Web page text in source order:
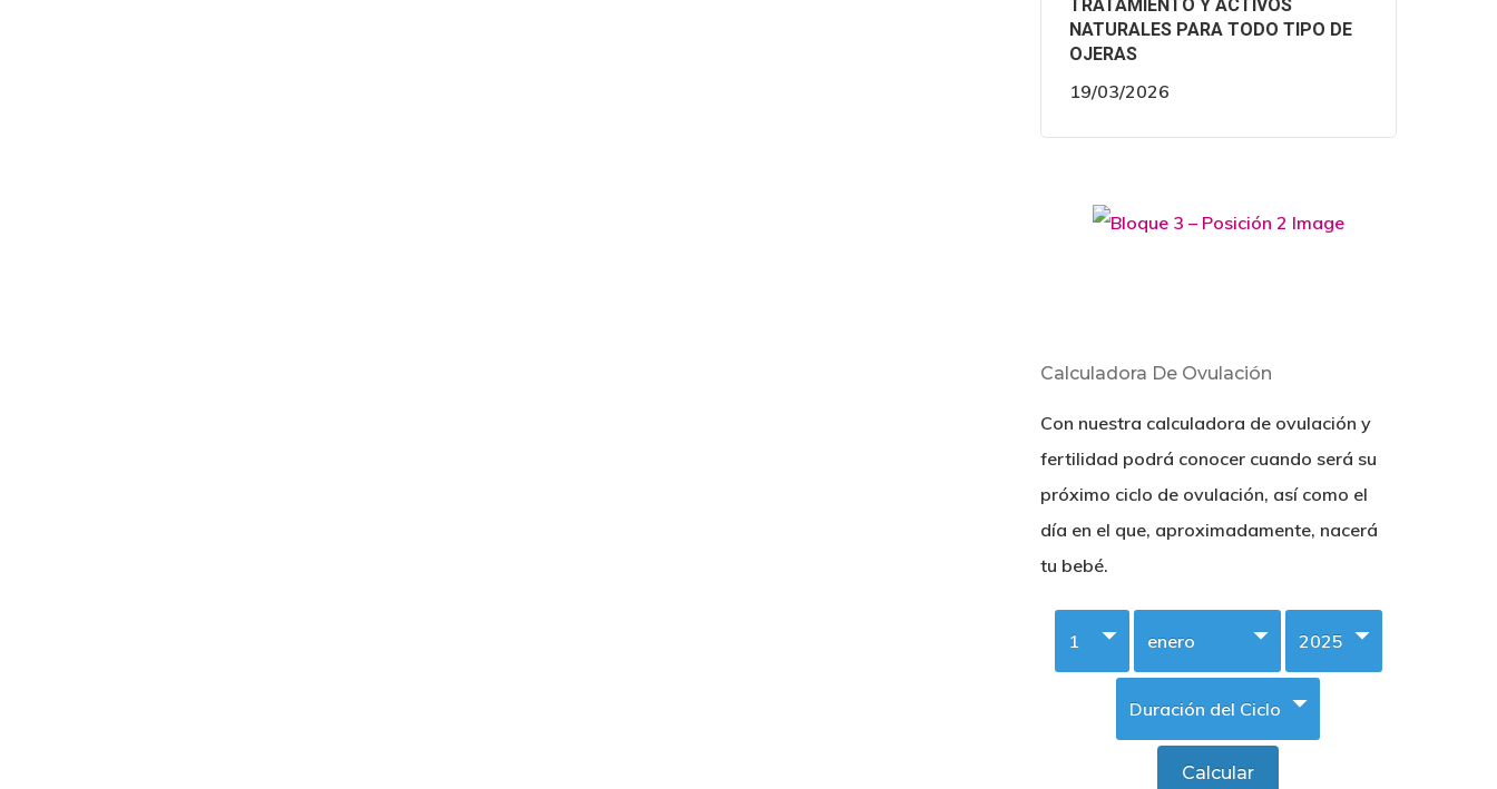
TRATAMIENTO Y ACTIVOS
NATURALES PARA TODO TIPO DE
OJERAS
19/03/2026
Calculadora De Ovulación
Con nuestra calculadora de ovulación y
fertilidad podrá conocer cuando será su
próximo ciclo de ovulación, así como el
día en el que, aproximadamente, nacerá
tu bebé.